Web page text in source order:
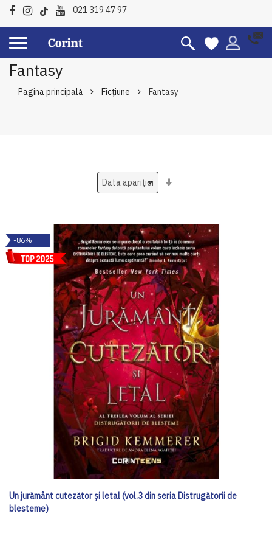
021 319 47 97
Fantasy
Pagina principală Ficțiune Fantasy
-86%
Un jurământ cutezător și letal (vol.3 din seria Distrugătorii de
blesteme)